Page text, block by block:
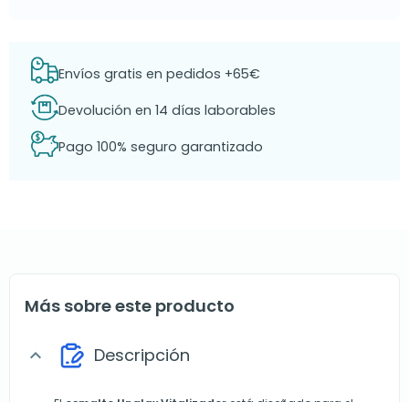
Envíos gratis en pedidos +65€
Devolución en 14 días laborables
Pago 100% seguro garantizado
Más sobre este producto
expand_more Descripción